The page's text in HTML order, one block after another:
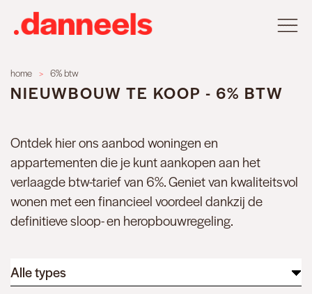
You
are
home 6% btw
NIEUWBOUW TE KOOP - 6% BTW
Ontdek hier ons aanbod woningen en
appartementen die je kunt aankopen aan het
verlaagde btw-tarief van 6%. Geniet van kwaliteitsvol
wonen met een financieel voordeel dankzij de
definitieve sloop- en heropbouwregeling.
Alle types